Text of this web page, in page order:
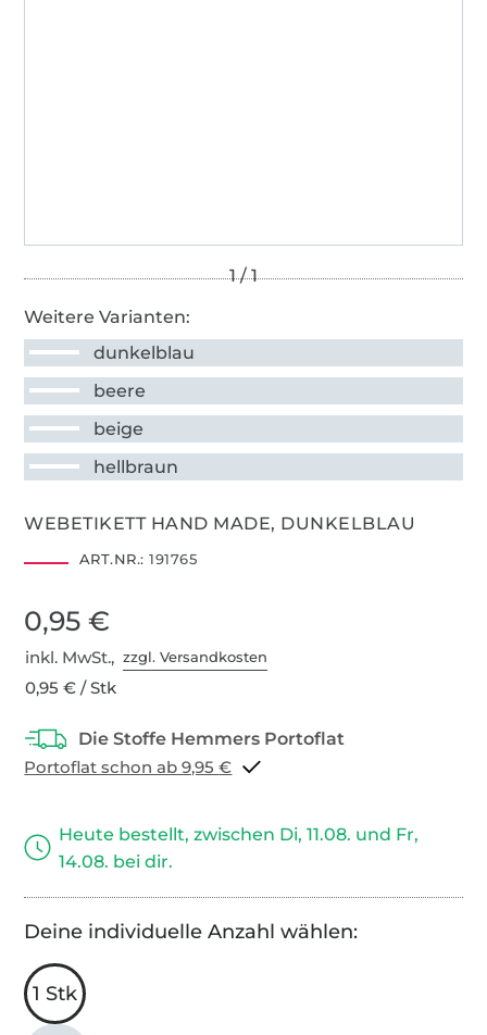
Weitere Varianten:
dunkelblau
beere
beige
hellbraun
WEBETIKETT HAND MADE, DUNKELBLAU
ART.NR.: 191765
0,95 €
inkl. MwSt.,zzgl. Versandkosten
0,95 € / Stk
Portoflat schon ab 9,95 €
Heute bestellt, zwischen Di, 11.08. und Fr,
14.08. bei dir.
Deine individuelle Anzahl wählen:
1 Stk